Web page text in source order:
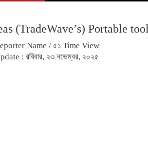
(TradeWave’s) Portable
Name / ৫১ Time View
: রবিবার, ২৩ নভেম্বর, ২০২৫